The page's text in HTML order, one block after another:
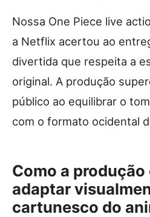
Nossa One Piece live
a Netflix acertou ao
divertida que respeita a
original. A produção
público ao equilibrar o
com o formato ocidental
Como a
adaptar
cartunesco do